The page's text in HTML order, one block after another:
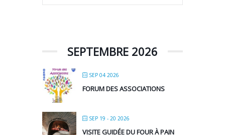
SEPTEMBRE 2026
SEP 04 2026
FORUM DES ASSOCIATIONS
SEP 19 - 20 2026
VISITE GUIDÉE DU FOUR À PAIN